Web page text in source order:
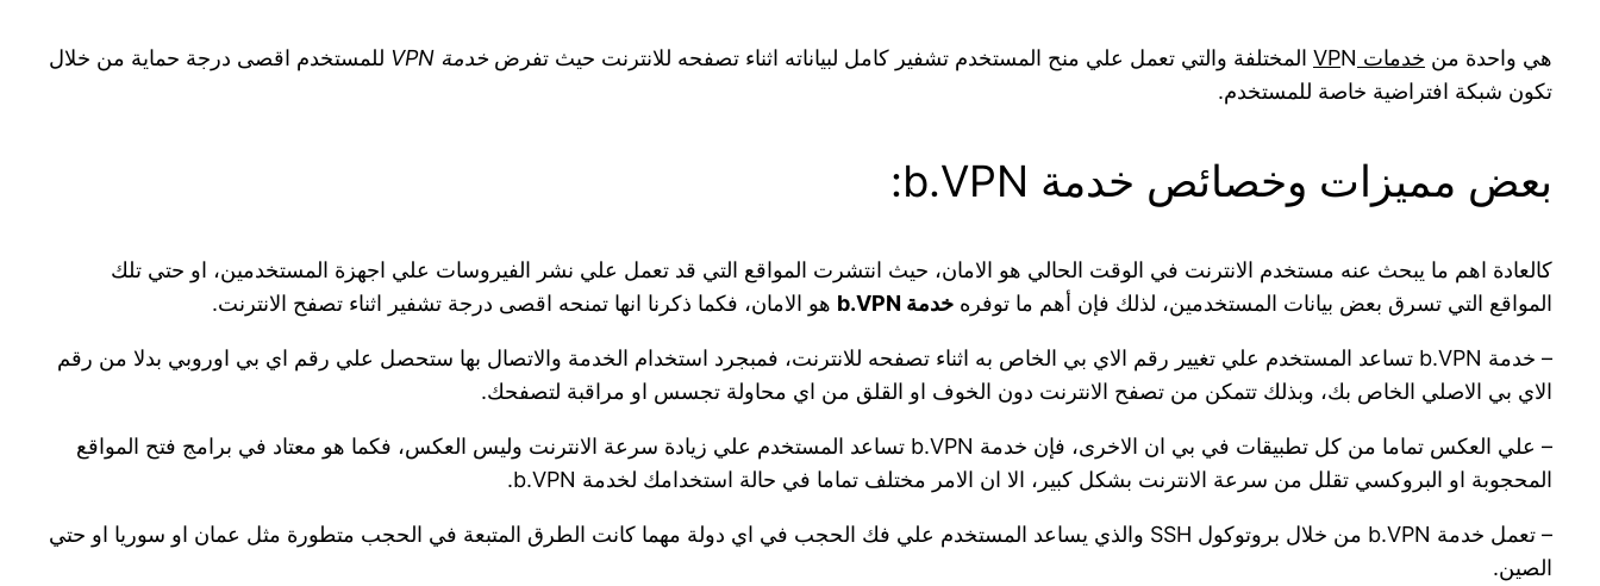
هي واحدة من خدمات VP N المختلفة والتي تعمل علي منح المستخدم تشفير كامل لبياناته اثناء تصفحه للانترنت حيث تفرض خدمة VPN
للمستخدم اقصى درجة حماية من خلال
تكون شبكة افتراضية خاصة للمستخدم.
بعض مميزات وخصائص خدمة b.VPN:
كالعادة اهم ما يبحث عنه مستخدم الانترنت في الوقت الحالي هو الامان، حيث انتشرت المواقع التي قد تعمل علي نشر الفيروسات علي اجهزة المستخدمين، او حتي تلك
المواقع التي تسرق بعض بيانات المستخدمين، لذلك فإن أهم ما توفره خدمة b.VPN هو الامان، فكما ذكرنا انها تمنحه اقصى درجة تشفير اثناء تصفح الانترنت.
– خدمة b.VPN تساعد المستخدم علي تغيير رقم الاي بي الخاص به اثناء تصفحه للانترنت، فمبجرد استخدام الخدمة والاتصال بها ستحصل علي رقم اي بي اوروبي بدلا من رقم
الاي بي الاصلي الخاص بك، وبذلك تتمكن من تصفح الانترنت دون الخوف او القلق من اي محاولة تجسس او مراقبة لتصفحك.
– علي العكس تماما من كل تطبيقات في بي ان الاخرى، فإن خدمة b.VPN تساعد المستخدم علي زيادة سرعة الانترنت وليس العكس، فكما هو معتاد في برامج فتح المواقع
المحجوبة او البروكسي تقلل من سرعة الانترنت بشكل كبير، الا ان الامر مختلف تماما في حالة استخدامك لخدمة b.VPN.
– تعمل خدمة b.VPN من خلال بروتوكول SSH والذي يساعد المستخدم علي فك الحجب في اي دولة مهما كانت الطرق المتبعة في الحجب متطورة مثل عمان او سوريا او حتي
الصين.